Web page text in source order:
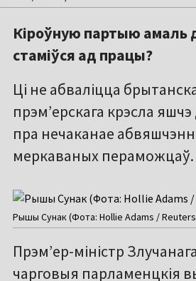
Кіроўную партыю амаль
стаміўся ад працы?
Ці не абваліцца
прэм’ерскага крэсла
пра нечаканае
меркаваных пераможцаў.
Рышы Сунак (Фота: Hollie Adams /
Прэм’ер-міністр
чарговыя парламенцкія